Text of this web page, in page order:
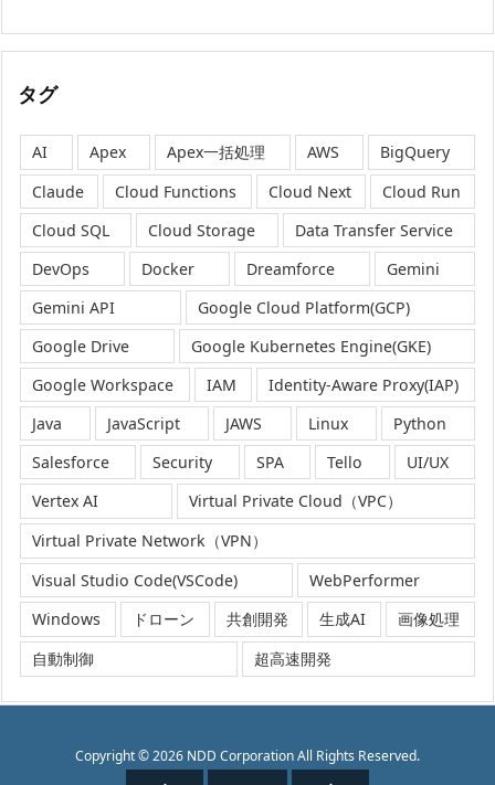
タグ
AI Apex Apex一括処理 AWS
BigQuery
Claude
Cloud Functions Cloud Next
Cloud Run
Cloud SQL
Cloud Storage
Data Transfer Service
DevOps
Docker Dreamforce
Gemini
Gemini API
Google Cloud Platform(GCP)
Google Drive
Google Kubernetes Engine(GKE)
Google Workspace
IAM
Identity-Aware Proxy(IAP)
Java
JavaScript JAWS Linux
Python
Salesforce
Security SPA Tello
UI/UX
Vertex AI
Virtual Private Cloud（VPC）
Virtual Private Network（VPN）
Visual Studio Code(VSCode)
WebPerformer
Windows
ドローン 共創開発 生成AI
画像処理
自動制御
超高速開発
Copyright ©2026 NDD CorporationAll Rights Reserved.